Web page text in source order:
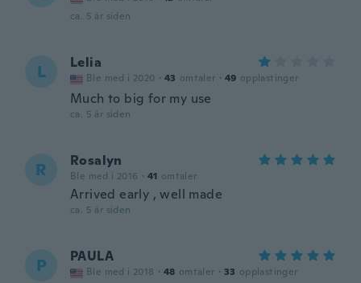
ca. 5 år siden
L Lelia
Ble med i 2020 · 43 omtaler · 49 opplastinger
Much to big for my use
ca. 5 år siden
R Rosalyn
Ble med i 2016 · 41 omtaler
Arrived early , well made
ca. 5 år siden
P PAULA
Ble med i 2018 · 48 omtaler · 33 opplastinger